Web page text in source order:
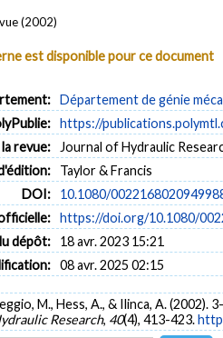
(2002)
est disponible pour ce document
Département de génie
https://
revue:
Journal of Hydraulic
Taylor & Francis
DOI:
10.1080/
https://doi.org/10.1080/
dépôt:
18 avr. 2023 15:21
08 avr. 2025 02:15
M., Hess, A., & Ilinca, A.
Research, 40(4), 413-423.